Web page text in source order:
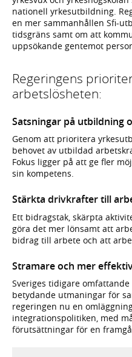
nationell yrkesutbildning.
en mer sammanhållen Sfi-
tidsgräns samt om att
uppsökande gentemot
Regeringens
arbetslösheten:
Satsningar på utbildning
Genom att prioritera
behovet av utbildad
Fokus ligger på att ge fler
sin kompetens.
Stärkta drivkrafter till
Ett bidragstak, skärpta
göra det mer lönsamt att
bidrag till arbete och att
Stramare och mer
Sveriges tidigare
betydande utmaningar för
regeringen nu en
integrationspolitiken, med
förutsättningar för en